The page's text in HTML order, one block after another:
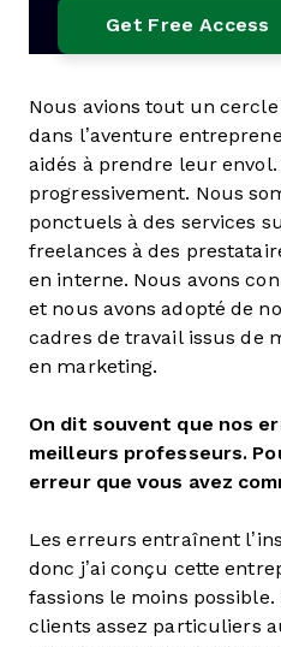
Nous avions tout un
dans l’aventure
aidés à prendre leur envol.
progressivement. Nous
ponctuels à des services
freelances à des
en interne. Nous avons
et nous avons adopté de
cadres de travail issus de
en marketing.
On dit souvent que nos
meilleurs professeurs.
erreur que vous avez
Les erreurs entraînent
donc j’ai conçu cette
fassions le moins possible.
clients assez particuliers